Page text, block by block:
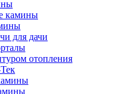
камины
для дачи
отопления